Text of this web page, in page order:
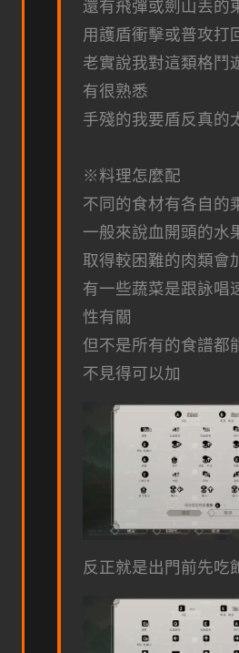
還有飛彈或劍山丟的
用護盾衝擊或普攻打
老實說我對這類格鬥
有很熟悉
手殘的我要盾反真的
※料理怎麼配
不同的食材有各自的
一般來說血開頭的水
取得較困難的肉類會
有一些蔬菜是跟詠唱
性有關
但不是所有的食譜都
不見得可以加
反正就是出門前先吃